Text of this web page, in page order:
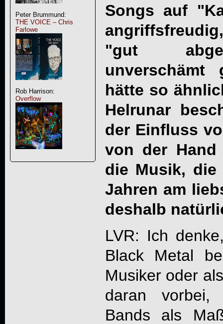
Peter Brummund:
THE VOICE – Chris
Farlowe
Rob Harrison:
Overflow
Songs auf
"gut
unverschämt
hätte so
Helrunar
der Einfluss
von der
die Musik,
Jahren am
deshalb
LVR: Ich
Black Metal
Musiker oder
daran vorbei,
Bands als